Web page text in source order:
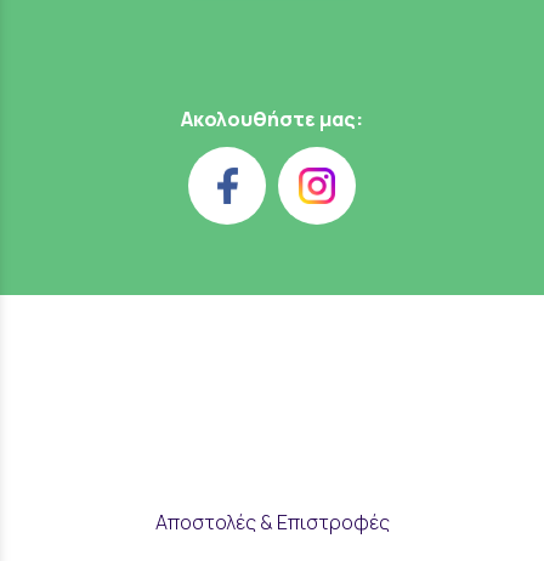
Ακολουθήστε μας:
Αποστολές & Επιστροφές